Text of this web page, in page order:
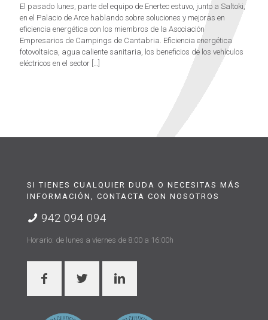
El pasado lunes, parte del equipo de Enertec estuvo, junto a Saltoki,
en el Palacio de Arce hablando sobre soluciones y mejoras en
eficiencia energética con los miembros de la Asociación
Empresarios de Campings de Cantabria. Eficiencia energética
fotovoltaica, agua caliente sanitaria, los beneficios de los vehículos
eléctricos en el sector […]
SI TIENES CUALQUIER DUDA O NECESITAS MÁS
INFORMACIÓN, CONTACTA CON NOSOTROS
942 094 094
Horario: de lunes a viernes de 8:00 a 16:00h